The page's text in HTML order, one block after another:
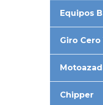
Equipos
Giro
Chipper